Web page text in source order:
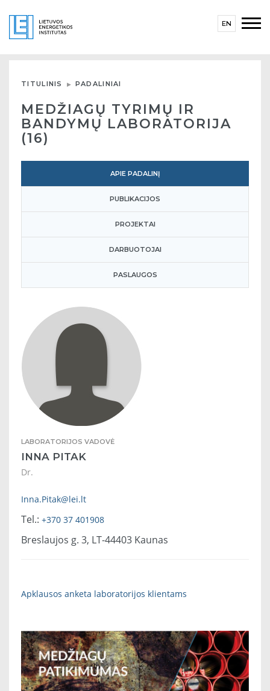
EN
TITULINIS PADALINIAI
MEDŽIAGŲ TYRIMŲ IR
BANDYMŲ LABORATORIJA
(16)
APIE PADALINĮ
PUBLIKACIJOS
PROJEKTAI
DARBUOTOJAI
PASLAUGOS
LABORATORIJOS VADOVĖ
INNA PITAK
Dr.
Inna.Pitak@lei.lt
Tel.: +370 37 401908
Breslaujos g. 3, LT-44403 Kaunas
Apklausos anketa laboratorijos klientams